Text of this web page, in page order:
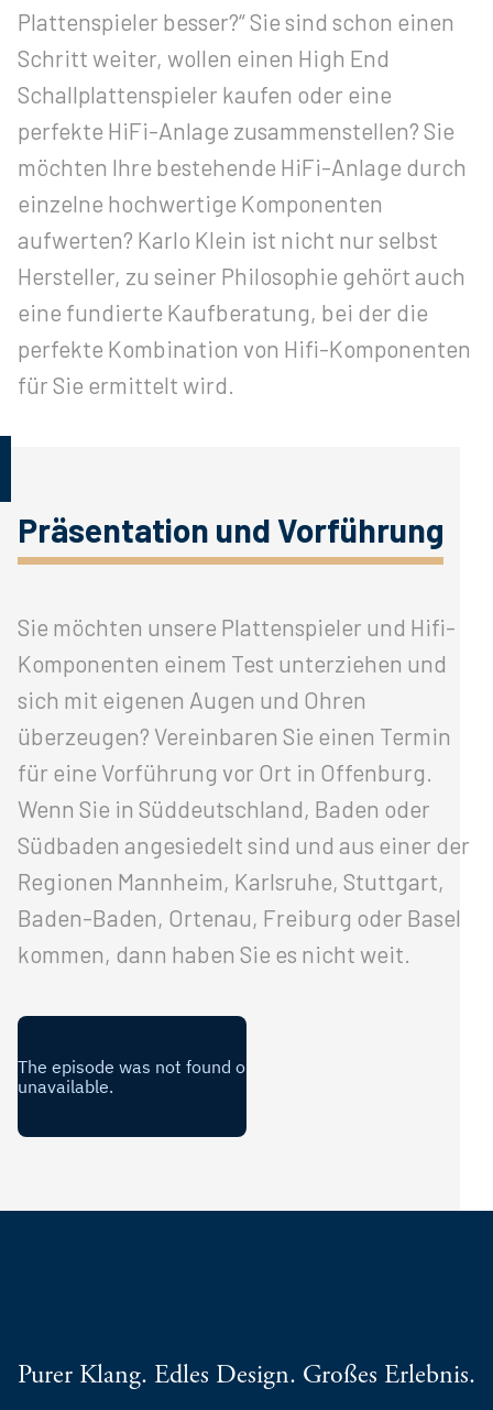
Plattenspieler besser?“ Sie sind schon einen
Schritt weiter, wollen einen High End
Schallplattenspieler kaufen oder eine
perfekte HiFi-Anlage zusammenstellen? Sie
möchten Ihre bestehende HiFi-Anlage durch
einzelne hochwertige Komponenten
aufwerten? Karlo Klein ist nicht nur selbst
Hersteller, zu seiner Philosophie gehört auch
eine fundierte Kaufberatung, bei der die
perfekte Kombination von Hifi-Komponenten
für Sie ermittelt wird.
Präsentation und Vorführung
Sie möchten unsere Plattenspieler und Hifi-
Komponenten einem Test unterziehen und
sich mit eigenen Augen und Ohren
überzeugen? Vereinbaren Sie einen Termin
für eine Vorführung vor Ort in Offenburg.
Wenn Sie in Süddeutschland, Baden oder
Südbaden angesiedelt sind und aus einer der
Regionen Mannheim, Karlsruhe, Stuttgart,
Baden-Baden, Ortenau, Freiburg oder Basel
kommen, dann haben Sie es nicht weit.
Purer Klang. Edles Design. Großes Erlebnis.